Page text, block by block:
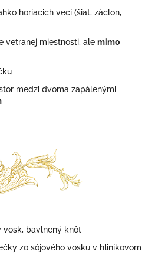
horiacich vecí (šiat, záclon,
vetranej miestnosti, ale mimo
medzi dvoma zapálenými
vosk, bavlnený knôt
zo sójového vosku v hliníkovom